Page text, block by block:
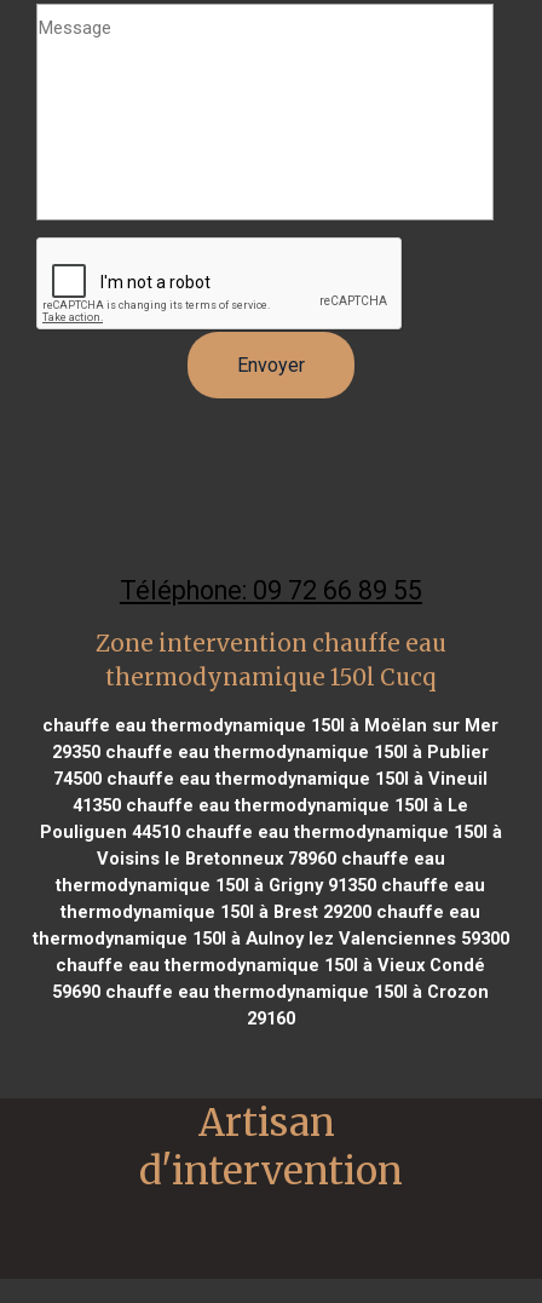
Téléphone: 09 72 66 89 55
Zone intervention chauffe eau
thermodynamique 150l Cucq
chauffe eau thermodynamique 150l à Moëlan sur Mer
29350 chauffe eau thermodynamique 150l à Publier
74500 chauffe eau thermodynamique 150l à Vineuil
41350 chauffe eau thermodynamique 150l à Le
Pouliguen 44510chauffe eau thermodynamique 150l à
Voisins le Bretonneux 78960chauffe eau
thermodynamique 150l à Grigny 91350 chauffe eau
thermodynamique 150l à Brest 29200 chauffe eau
thermodynamique 150l à Aulnoy lez Valenciennes 59300
chauffe eau thermodynamique 150l à Vieux Condé
59690 chauffe eau thermodynamique 150l à Crozon
29160
Artisan
d'intervention